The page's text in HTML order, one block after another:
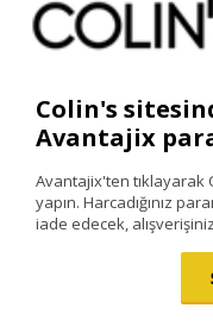
Colin's
Avantajix
Avantajix'ten tıklayarak
yapın. Harcadığınız
iade edecek,